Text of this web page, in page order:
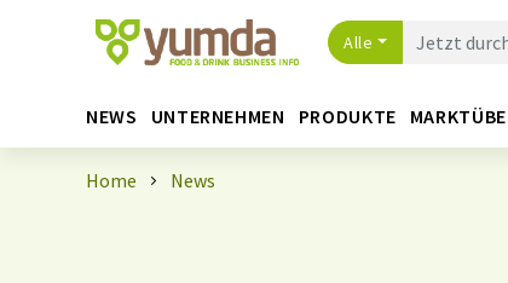
Alle
NEWS UNTERNEHMEN PRODUKTE
Home News